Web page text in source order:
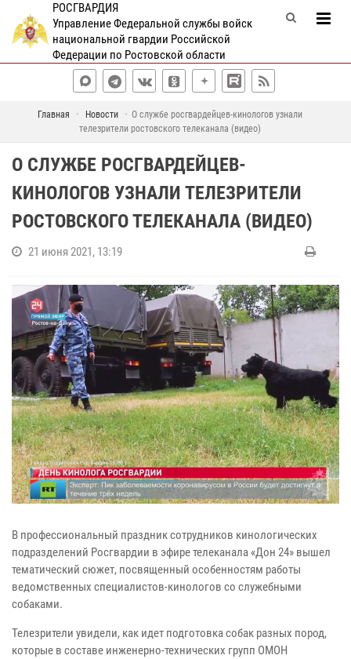
РОСГВАРДИЯ
Управление Федеральной службы войск
национальной гвардии Российской
Федерации по Ростовской области
Главная Новости
О службе росгвардейцев-кинологов узнали
телезрители ростовского телеканала (видео)
О СЛУЖБЕ РОСГВАРДЕЙЦЕВ-
КИНОЛОГОВ УЗНАЛИ ТЕЛЕЗРИТЕЛИ
РОСТОВСКОГО ТЕЛЕКАНАЛА (ВИДЕО)
21 июня 2021, 13:19
В профессиональный праздник сотрудников кинологических
подразделений Росгвардии в эфире телеканала «Дон 24» вышел
тематический сюжет, посвященный особенностям работы
ведомственных специалистов-кинологов со служебными
собаками.
Телезрители увидели, как идет подготовка собак разных пород,
которые в составе инженерно-технических групп ОМОН